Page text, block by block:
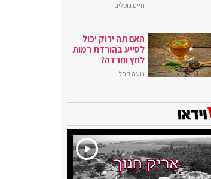
חיים גוטליב
האם תה ירוק יכול
לסייע בהורדת רמות
לחץ וחרדה?
נועה קפלן